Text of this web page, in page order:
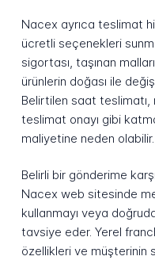
Nacex ayrıca teslimat
ücretli seçenekleri
sigortası, taşınan
ürünlerin doğası ile
Belirtilen saat
teslimat onayı gibi
maliyetine neden olabilir.
Belirli bir gönderime
Nacex web sitesinde
kullanmayı veya
tavsiye eder. Yerel
özellikleri ve müşterinin